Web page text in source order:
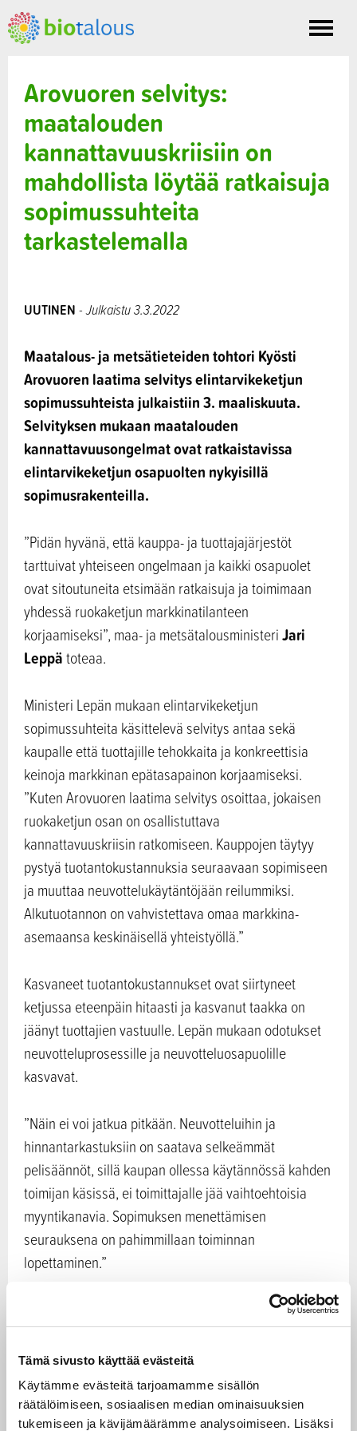
Tämä sivusto käyttää evästeitä
Käytämme evästeitä tarjoamamme sisällön
räätälöimiseen, sosiaalisen median ominaisuuksien
tukemiseen ja kävijämäärämme analysoimiseen. Lisäksi
Toggle
Arovuoren selvitys:
maatalouden
kannattavuuskriisiin on
mahdollista löytää ratkaisuja
sopimussuhteita
tarkastelemalla
UUTINEN - Julkaistu 3.3.2022
Maatalous- ja metsätieteiden tohtori Kyösti
Arovuoren laatima selvitys elintarvikeketjun
sopimussuhteista julkaistiin 3. maaliskuuta.
Selvityksen mukaan maatalouden
kannattavuusongelmat ovat ratkaistavissa
elintarvikeketjun osapuolten nykyisillä
sopimusrakenteilla.
”Pidän hyvänä, että kauppa- ja tuottajajärjestöt
tarttuivat yhteiseen ongelmaan ja kaikki osapuolet
ovat sitoutuneita etsimään ratkaisuja ja toimimaan
yhdessä ruokaketjun markkinatilanteen
korjaamiseksi”, maa- ja metsätalousministeriJari
Leppätoteaa.
Ministeri Lepän mukaan elintarvikeketjun
sopimussuhteita käsittelevä selvitys antaa sekä
kaupalle että tuottajille tehokkaita ja konkreettisia
keinoja markkinan epätasapainon korjaamiseksi.
”Kuten Arovuoren laatima selvitys osoittaa, jokaisen
ruokaketjun osan on osallistuttava
kannattavuuskriisin ratkomiseen. Kauppojen täytyy
pystyä tuotantokustannuksia seuraavaan sopimiseen
ja muuttaa neuvottelukäytäntöjään reilummiksi.
Alkutuotannon on vahvistettava omaa markkina-
asemaansa keskinäisellä yhteistyöllä.”
Kasvaneet tuotantokustannukset ovat siirtyneet
ketjussa eteenpäin hitaasti ja kasvanut taakka on
jäänyt tuottajien vastuulle. Lepän mukaan odotukset
neuvotteluprosessille ja neuvotteluosapuolille
kasvavat.
”Näin ei voi jatkua pitkään. Neuvotteluihin ja
hinnantarkastuksiin on saatava selkeämmät
pelisäännöt, sillä kaupan ollessa käytännössä kahden
toimijan käsissä, ei toimittajalle jää vaihtoehtoisia
myyntikanavia. Sopimuksen menettämisen
seurauksena on pahimmillaan toiminnan
lopettaminen.”
Kustannusindeksi neuvottelujen
tueksi
Selvityksessä ehdotetaan uutena keinona
elintarvikeketjun kustannusindeksiä, jonka avulla
tuotantokustannukset voitaisiin huomioida kaupan